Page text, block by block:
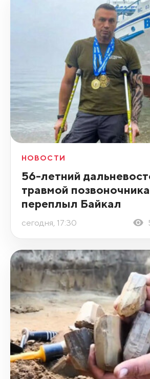
НОВОСТИ
56-летний
травмой позвоночника
переплыл Байкал
сегодня, 17:30